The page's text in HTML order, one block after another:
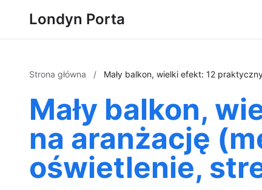
Londyn Porta
Strona główna / Mały balkon, wielki efekt: 12
Mały balkon,
na aranżację
oświetlenie,